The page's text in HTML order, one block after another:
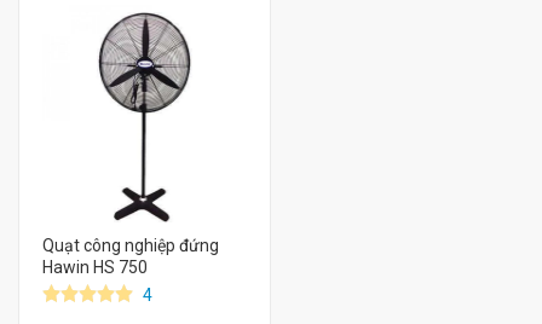
Quạt công nghiệp đứng
Hawin HS 750
4